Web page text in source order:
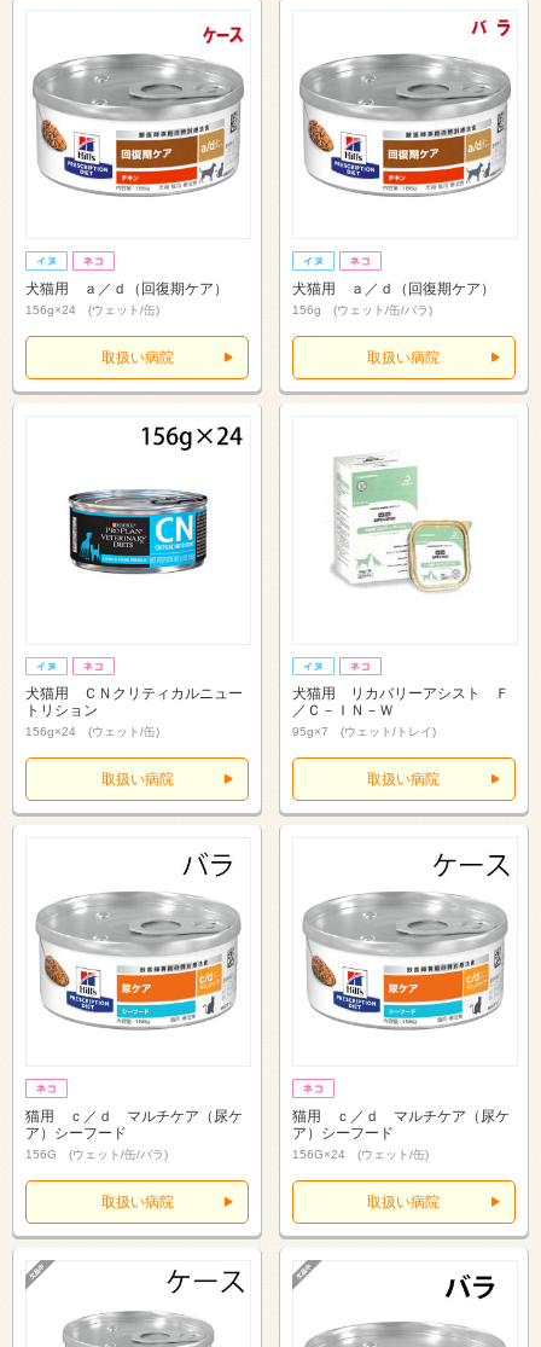
犬猫用 ａ／ｄ（回復期ケア）
156g×24 (ウェット/缶)
取扱い病院
犬猫用 ａ／ｄ（回復期ケア）
156g (ウェット/缶/バラ)
取扱い病院
犬猫用 ＣＮクリティカルニュー
トリション
156g×24 (ウェット/缶)
取扱い病院
犬猫用 リカバリーアシスト Ｆ
／Ｃ－ＩＮ－Ｗ
95g×7 (ウェット/トレイ)
取扱い病院
猫用 ｃ／ｄ マルチケア（尿ケ
ア）シーフード
156G (ウェット/缶/バラ)
取扱い病院
猫用 ｃ／ｄ マルチケア（尿ケ
ア）シーフード
156G×24 (ウェット/缶)
取扱い病院